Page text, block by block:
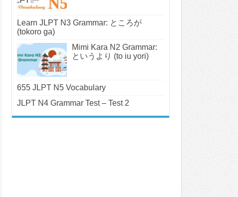
Learn JLPT N3 Grammar: ところが
(tokoro ga)
Mimi Kara N2 Grammar:
というより (to iu yori)
655 JLPT N5 Vocabulary
JLPT N4 Grammar Test – Test 2